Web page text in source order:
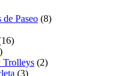
Paseo (8)
Trolleys (2)
(3)